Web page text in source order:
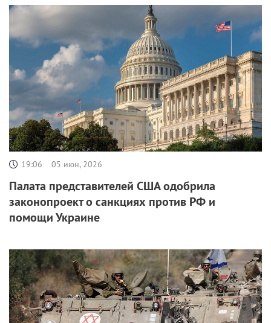
19:06 05 июн, 2026
Палата представителей США одобрила
законопроект о санкциях против РФ и
помощи Украине